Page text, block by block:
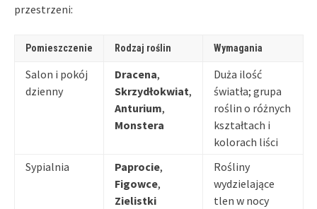
przestrzeni:
Pomieszczenie Rodzaj roślin Wymagania
Salon i pokój
dzienny
Dracena,
Skrzydłokwiat,
Anturium,
Monstera
Duża ilość
światła; grupa
roślin o różnych
kształtach i
kolorach liści
Sypialnia
Paprocie,
Figowce,
Zielistki
Rośliny
wydzielające
tlen w nocy